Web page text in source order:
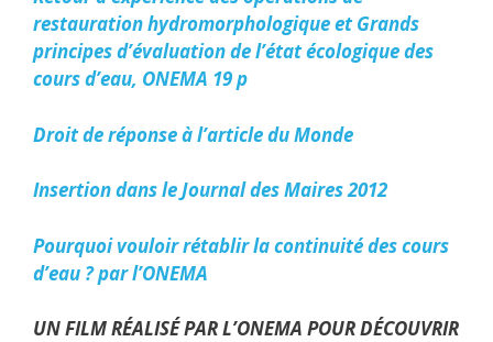
restauration hydromorphologique et Grands
principes d’évaluation de l’état écologique des
cours d’eau, ONEMA 19 p
Droit de réponse à l’article du Monde
Insertion dans le Journal des Maires 2012
Pourquoi vouloir rétablir la continuité des cours
d’eau ? par l’ONEMA
UN FILM RÉALISÉ PAR L’ONEMA POUR DÉCOUVRIR